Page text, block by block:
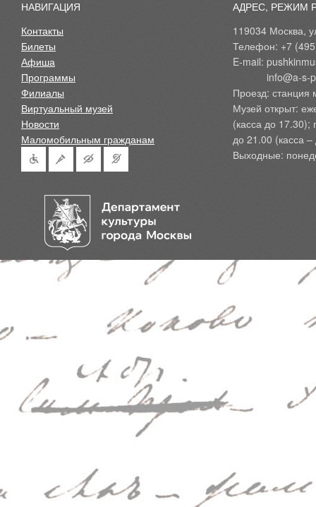
НАВИГАЦИЯ
Контакты
Билеты
Афиша
Программы
Филиалы
Виртуальный музей
Новости
Маломобильным гражданам
АДРЕС, РЕЖИМ
119034 Москва,
Телефон: +7
E-mail:
Проезд: станция
Музей открыт:
(касса до 17.30);
до 21.00 (касса
Выходные: